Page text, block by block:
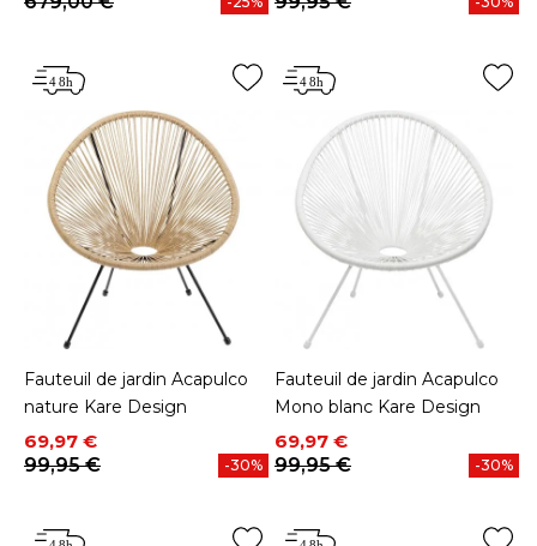
Fauteuil de jardin Acapulco
nature Kare Design
Prix
69,97 €
Prix de base
99,95 €
-30%
Fauteuil de jardin Acapulco
Mono blanc Kare Design
Prix
69,97 €
Prix de base
99,95 €
-30%